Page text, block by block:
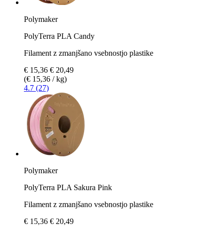
Polymaker
PolyTerra PLA Candy
Filament z zmanjšano vsebnostjo plastike
€ 15,36 € 20,49
(€ 15,36 / kg)
4.7 (27)
Polymaker
PolyTerra PLA Sakura Pink
Filament z zmanjšano vsebnostjo plastike
€ 15,36 € 20,49